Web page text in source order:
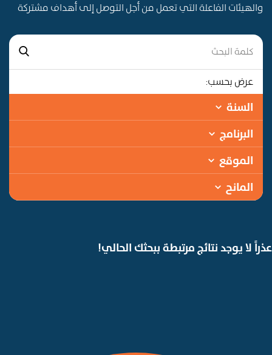
والهيئات الفاعلة التي تعمل من أجل التوصل إلى أهداف مشتركة
عرض بحسب:
السنة
البرنامج
الموقع
المانح
عذراً لا يوجد نتائج مرتبطة ببحثك الحالي!